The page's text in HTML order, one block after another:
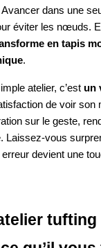
dans une
éviter les nœuds.
en tapis
.
atelier, c’est un
de voir son
sur le geste,
Laissez-vous
devient une
tufting